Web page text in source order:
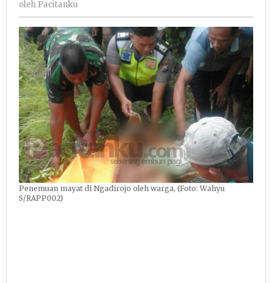
oleh Pacitanku
Penemuan mayat di Ngadirojo oleh warga, (Foto: Wahyu
S/RAPP002)